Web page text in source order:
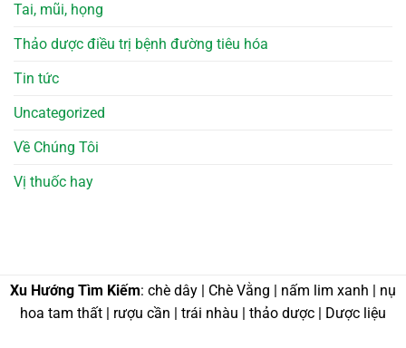
Tai, mũi, họng
Thảo dược điều trị bệnh đường tiêu hóa
Tin tức
Uncategorized
Về Chúng Tôi
Vị thuốc hay
Xu Hướng Tìm Kiếm: chè dây | Chè Vằng | nấm lim xanh | nụ
hoa tam thất | rượu cần | trái nhàu | thảo dược | Dược liệu